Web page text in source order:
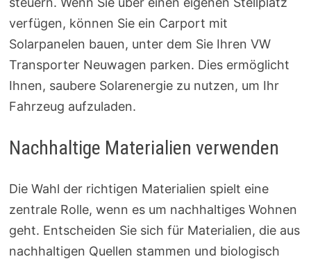
verfügen, können Sie ein Carport mit
Solarpanelen bauen, unter dem Sie Ihren VW
Transporter Neuwagen parken. Dies ermöglicht
Ihnen, saubere Solarenergie zu nutzen, um Ihr
Fahrzeug aufzuladen.
Nachhaltige Materialien verwenden
Die Wahl der richtigen Materialien spielt eine
zentrale Rolle, wenn es um nachhaltiges Wohnen
geht. Entscheiden Sie sich für Materialien, die aus
nachhaltigen Quellen stammen und biologisch